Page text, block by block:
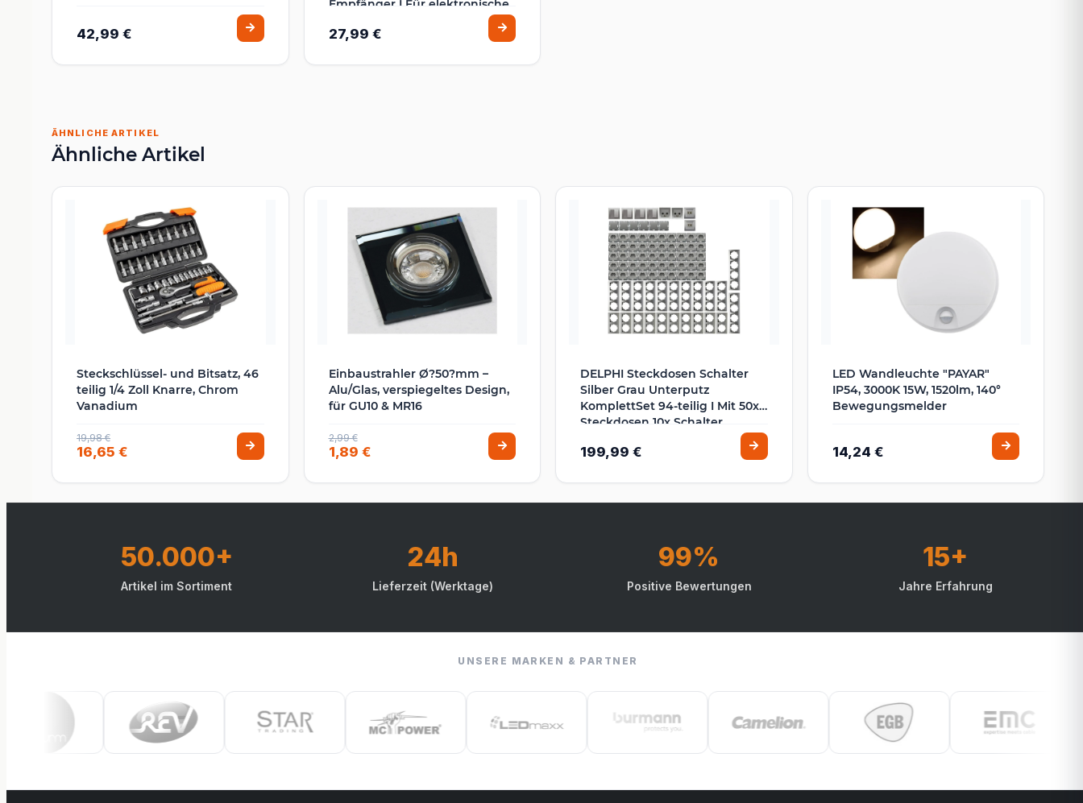
42,99 €
Empfänger I Für elektronische
Anschluss an 230V
27,99 €
ÄHNLICHE ARTIKEL
Ähnliche Artikel
Steckschlüssel- und Bitsatz, 46
teilig 1/4 Zoll Knarre, Chrom
Vanadium
19,98 €
16,65 €
Einbaustrahler Ø?50?mm –
Alu/Glas, verspiegeltes Design,
für GU10 & MR16
2,99 €
1,89 €
DELPHI Steckdosen Schalter
Silber Grau Unterputz
KomplettSet 94-teilig I Mit 50x
Steckdosen 10x Schalter
Einbau I Silber
199,99 €
LED Wandleuchte "PAYAR"
IP54, 3000K 15W, 1520lm, 140°
Bewegungsmelder
14,24 €
50.000+
Artikel im Sortiment
24h
Lieferzeit (Werktage)
99%
Positive Bewertungen
15+
Jahre Erfahrung
UNSERE MARKEN & PARTNER